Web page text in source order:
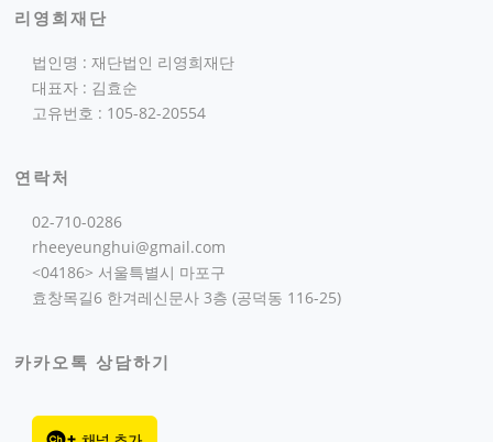
리영희재단
법인명 : 재단법인 리영희재단
대표자 : 김효순
고유번호 : 105-82-20554
연락처
02-710-0286
rheeyeunghui@gmail.com
<04186> 서울특별시 마포구
효창목길6 한겨레신문사 3층 (공덕동 116-25)
카카오톡 상담하기